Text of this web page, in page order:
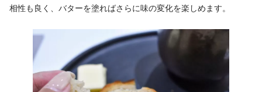
相性も良く、バターを塗ればさらに味の変化を楽しめます。